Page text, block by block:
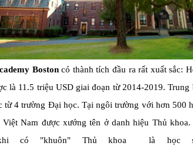
Bostoncó thành tích đầu ra rất xuất sắc:
là 11.5 triệu USD giai đoạn từ 2014-2019.
từ 4 trường Đại học. Tại ngôi trường với hơn 500
Việt Nam được xướng tên ở danh hiệu Thủ
có "khuôn" Thủ khoa là học